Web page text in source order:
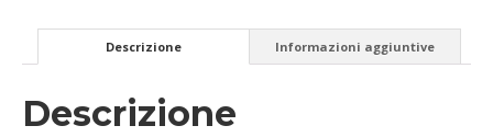
Descrizione Informazioni aggiuntive
Descrizione